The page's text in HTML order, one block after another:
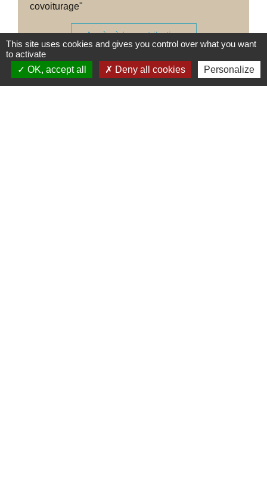
covoiturage"
Accès à la contribution
This site uses cookies and gives you control over what you want
to activate
OK, accept all
Deny all cookies Personalize